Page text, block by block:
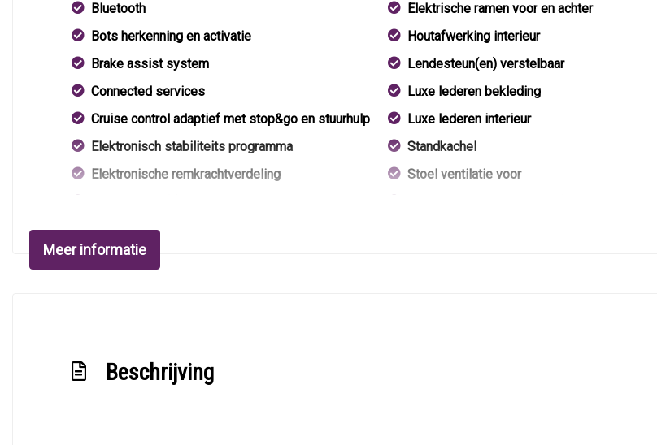
Bluetooth
Bots herkenning en activatie
Brake assist system
Connected services
Cruise control adaptief met stop&go en stuurhulp
Elektronisch stabiliteits programma
Elektronische remkrachtverdeling
Hoofd airbag(s) voor
Knie airbag(s)
Rijstrooksensor met correctie
Elektrische ramen voor en achter
Houtafwerking interieur
Lendesteun(en) verstelbaar
Luxe lederen bekleding
Luxe lederen interieur
Standkachel
Stoel ventilatie voor
Meer informatie
Beschrijving